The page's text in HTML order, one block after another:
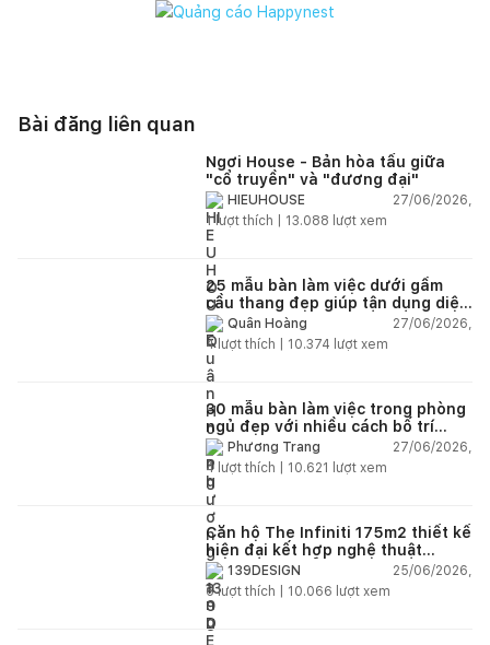
Bài đăng liên quan
Ngơi House - Bản hòa tấu giữa
"cổ truyền" và "đương đại"
HIEUHOUSE
27/06/2026,
1lượt thích | 13.088 lượt xem
25 mẫu bàn làm việc dưới gầm
cầu thang đẹp giúp tận dụng diện
tích tưởng chừng bị bỏ quên
Quân Hoàng
27/06/2026,
4lượt thích | 10.374 lượt xem
30 mẫu bàn làm việc trong phòng
ngủ đẹp với nhiều cách bố trí
thông minh cho mọi diện tích
Phương Trang
27/06/2026,
4 lượt thích | 10.621 lượt xem
Căn hộ The Infiniti 175m2 thiết kế
hiện đại kết hợp nghệ thuật
Modern Art đầy cảm xúc
139DESIGN
25/06/2026,
6lượt thích | 10.066 lượt xem